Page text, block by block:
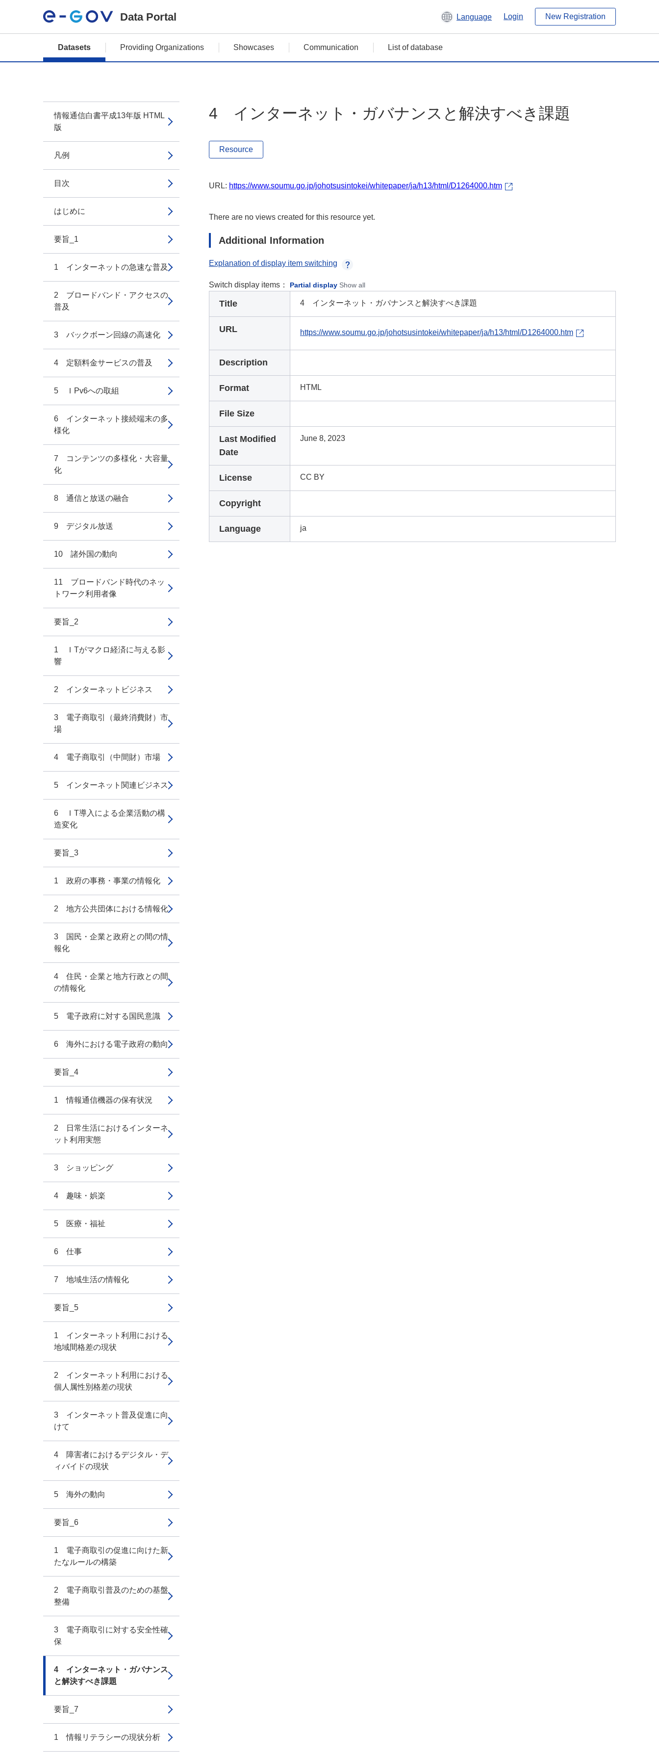
Data Portal Language Login New Registration
Datasets Providing Organizations Showcases Communication List of database
情報通信白書平成13年版 HTML
版
凡例
目次
はじめに
要旨_1
1 インターネットの急速な普及
2 ブロードバンド・アクセスの
普及
3 バックボーン回線の高速化
4 定額料金サービスの普及
5 ＩPv6への取組
6 インターネット接続端末の多
様化
7 コンテンツの多様化・大容量
化
8 通信と放送の融合
9 デジタル放送
10 諸外国の動向
11 ブロードバンド時代のネッ
トワーク利用者像
要旨_2
1 ＩTがマクロ経済に与える影
響
2 インターネットビジネス
3 電子商取引（最終消費財）市
場
4 電子商取引（中間財）市場
5 インターネット関連ビジネス
6 ＩT導入による企業活動の構
造変化
要旨_3
1 政府の事務・事業の情報化
2 地方公共団体における情報化
3 国民・企業と政府との間の情
報化
4 住民・企業と地方行政との間
の情報化
5 電子政府に対する国民意識
6 海外における電子政府の動向
要旨_4
1 情報通信機器の保有状況
2 日常生活におけるインターネ
ット利用実態
3 ショッピング
4 趣味・娯楽
5 医療・福祉
6 仕事
7 地域生活の情報化
要旨_5
1 インターネット利用における
地域間格差の現状
2 インターネット利用における
個人属性別格差の現状
3 インターネット普及促進に向
けて
4 障害者におけるデジタル・デ
ィバイドの現状
5 海外の動向
要旨_6
1 電子商取引の促進に向けた新
たなルールの構築
2 電子商取引普及のための基盤
整備
3 電子商取引に対する安全性確
保
4 インターネット・ガバナンス
と解決すべき課題
要旨_7
1 情報リテラシーの現状分析
4 インターネット・ガバナンスと解決すべき課題
Resource
URL: https://www.soumu.go.jp/johotsusintokei/whitepaper/ja/h13/html/D1264000.htm
There are no views created for this resource yet.
Additional Information
Explanation of display item switching
Switch display items： Partial display Show all
Title 4 インターネット・ガバナンスと解決すべき課題
URL https://www.soumu.go.jp/johotsusintokei/whitepaper/ja/h13/html/D1264000.htm
Description
Format HTML
File Size
Last Modified
Date
June 8, 2023
License CC BY
Copyright
Language ja